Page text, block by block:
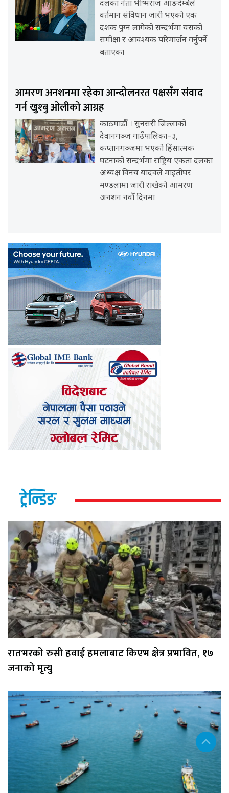
दलका नेता भीष्मराज आङदेम्बेले
वर्तमान संविधान जारी भएको एक
दशक पुग्न लागेको सन्दर्भमा यसको
समीक्षा र आवश्यक परिमार्जन गर्नुपर्ने
बताएका
आमरण अनशनमा रहेका आन्दोलनरत पक्षसँग संवाद
गर्न खुश्बु ओलीको आग्रह
काठमाडौँ । सुनसरी जिल्लाको
देवानगञ्ज गाउँपालिका–३,
कप्तानगञ्जमा भएको हिंसात्मक
घटनाको सन्दर्भमा राष्ट्रिय एकता दलका
अध्यक्ष विनय यादवले माइतीघर
मण्डलामा जारी राखेको आमरण
अनशन नवौँ दिनमा
ट्रेन्डिङ
रातभरको रुसी हवाई हमलाबाट किएभ क्षेत्र प्रभावित, १७
जनाको मृत्यु